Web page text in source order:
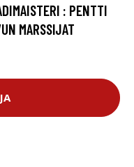
: PENTTI
MARSSIJAT